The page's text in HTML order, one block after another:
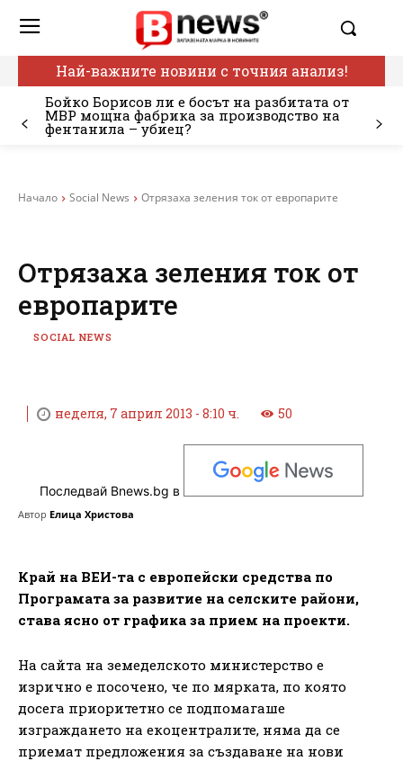
Най-важните новини с точния анализ!
Бойко Борисов ли е босът на разбитата от
МВР мощна фабрика за производство на
фентанила – убиец?
Начало Social News Отрязаха зеления ток от европарите
Отрязаха зеления ток от
европарите
SOCIAL NEWS
неделя, 7 април 2013 - 8:10 ч. 50
Последвай Bnews.bg в
Автор Елица Христова
Край на ВЕИ-та с европейски средства по
Програмата за развитие на селските райони,
става ясно от графика за прием на проекти.
На сайта на земеделското министерство е
изрично е посочено, че по мярката, по която
досега приоритетно се подпомагаше
изграждането на екоцентралите, няма да се
приемат предложения за създаване на нови